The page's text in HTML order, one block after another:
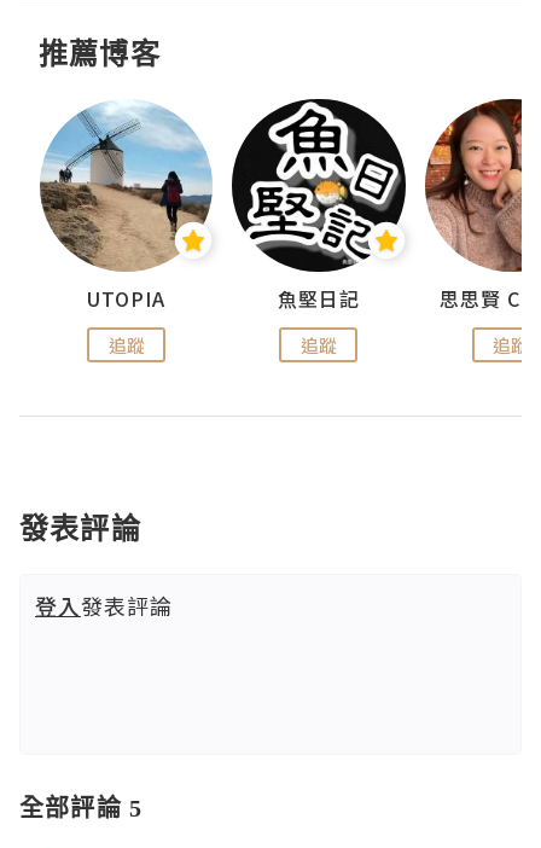
推薦博客
UTOPIA
追蹤
魚堅日記
追蹤 追蹤
發表評論
登入發表評論
全部評論 5